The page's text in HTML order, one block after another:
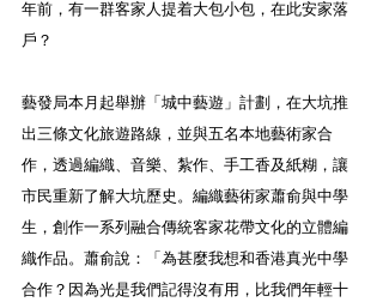
年前，有一群客家人提着大包小包，在此安家落
戶？
藝發局本月起舉辦「城中藝遊」計劃，在大坑推
出三條文化旅遊路線，並與五名本地藝術家合
作，透過編織、音樂、紮作、手工香及紙糊，讓
市民重新了解大坑歷史。編織藝術家蕭俞與中學
生，創作一系列融合傳統客家花帶文化的立體編
織作品。蕭俞說：「為甚麼我想和香港真光中學
合作？因為光是我們記得沒有用，比我們年輕十